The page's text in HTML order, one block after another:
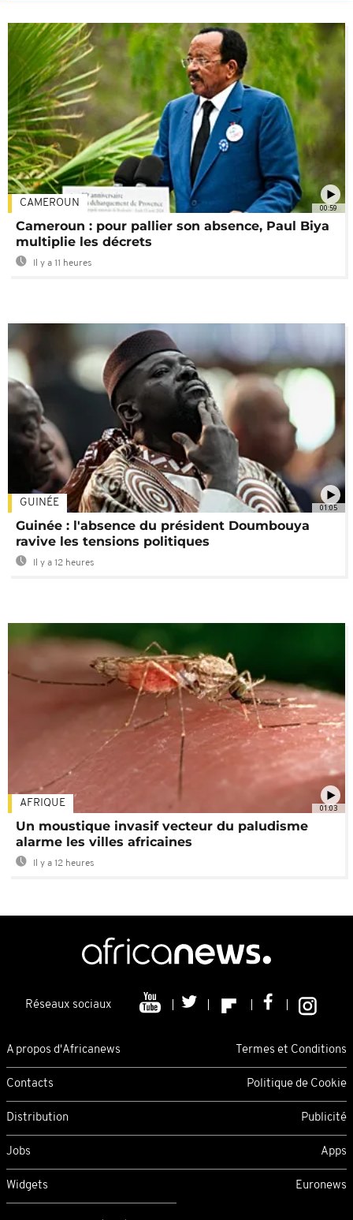
00:59
CAMEROUN
Cameroun : pour pallier son absence, Paul Biya
multiplie les décrets
Il y a 11 heures
01:05
GUINÉE
Guinée : l'absence du président Doumbouya
ravive les tensions politiques
Il y a 12 heures
01:03
AFRIQUE
Un moustique invasif vecteur du paludisme
alarme les villes africaines
Il y a 12 heures
Réseaux sociaux
A propos d'Africanews Termes et Conditions
Contacts Politique de Cookie
Distribution Publicité
Jobs Apps
Widgets Euronews